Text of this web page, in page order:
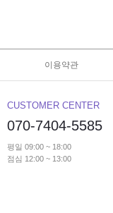
이용약관
CUSTOMER CENTER
070-7404-5585
평일 09:00 ~ 18:00
점심 12:00 ~ 13:00